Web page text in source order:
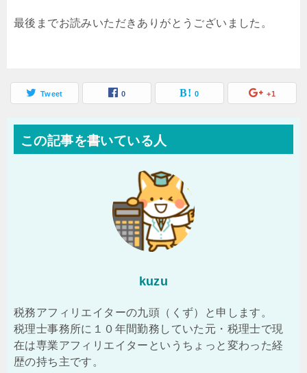
最後までお読みいただきありがとうございました。
Tweet 0 0 +1
この記事を書いている人
kuzu
税務アフィリエイターの九頭（くず）と申します。
税理士事務所に１０年間勤務していた元・税理士で現
在は専業アフィリエイターというちょっと変わった経
歴の持ち主です。